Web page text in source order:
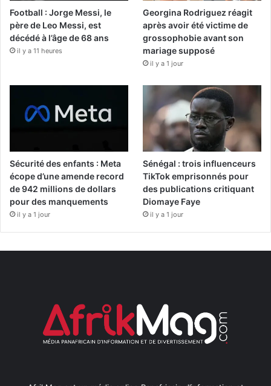
Football : Jorge Messi, le
père de Leo Messi, est
décédé à l’âge de 68 ans
il y a 11 heures
Georgina Rodriguez réagit
après avoir été victime de
grossophobie avant son
mariage supposé
il y a 1 jour
Sécurité des enfants : Meta
écope d’une amende record
de 942 millions de dollars
pour des manquements
il y a 1 jour
Sénégal : trois influenceurs
TikTok emprisonnés pour
des publications critiquant
Diomaye Faye
il y a 1 jour